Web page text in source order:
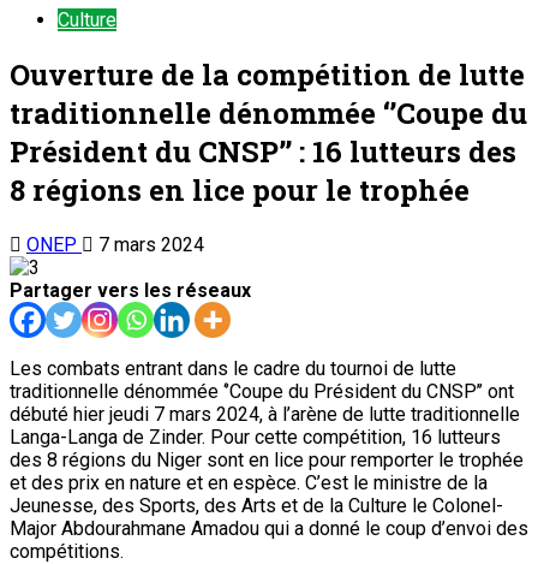
Culture
Ouverture de la compétition de lutte
traditionnelle dénommée ‘’Coupe du
Président du CNSP’’ : 16 lutteurs des
8 régions en lice pour le trophée
ONEP
7 mars 2024
Partager vers les réseaux
Les combats entrant dans le cadre du tournoi de lutte
traditionnelle dénommée ‘’Coupe du Président du CNSP’’ ont
débuté hier jeudi 7 mars 2024, à l’arène de lutte traditionnelle
Langa-Langa de Zinder. Pour cette compétition, 16 lutteurs
des 8 régions du Niger sont en lice pour remporter le trophée
et des prix en nature et en espèce. C’est le ministre de la
Jeunesse, des Sports, des Arts et de la Culture le Colonel-
Major Abdourahmane Amadou qui a donné le coup d’envoi des
compétitions.